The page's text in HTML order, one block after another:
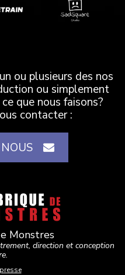
ou plusieurs des nos
ou simplement
que nous faisons?
contacter :
Monstres
direction et conception